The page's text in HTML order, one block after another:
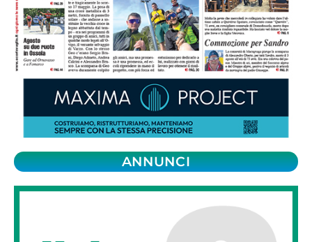
ANNUNCI